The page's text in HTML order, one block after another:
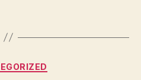
Categorías